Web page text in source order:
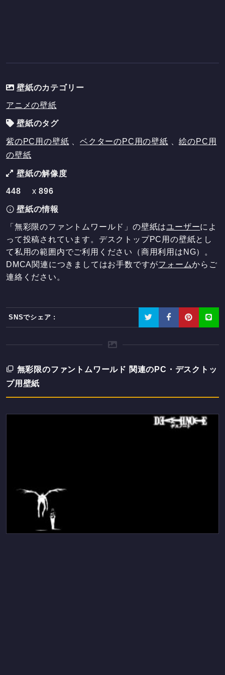
壁紙のカテゴリー
アニメの壁紙
壁紙のタグ
紫のPC用の壁紙 、ベクターのPC用の壁紙 、絵のPC用
の壁紙
壁紙の解像度
448 x896
壁紙の情報
「無彩限のファントムワールド」の壁紙はユーザーによ
って投稿されています。デスクトップPC用の壁紙とし
て私用の範囲内でご利用ください（商用利用はNG）。
DMCA関連につきましてはお手数ですがフォームからご
連絡ください。
SNSでシェア :
無彩限のファントムワールド 関連のPC・デスクトッ
プ用壁紙